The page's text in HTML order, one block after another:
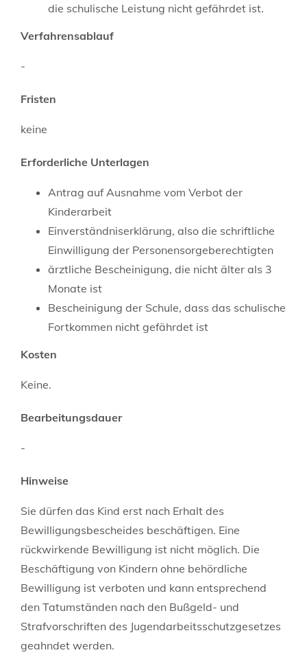
die schulische Leistung nicht gefährdet ist.
Verfahrensablauf
-
Fristen
keine
Erforderliche Unterlagen
Antrag auf Ausnahme vom Verbot der
Kinderarbeit
Einverständniserklärung, also die schriftliche
Einwilligung der Personensorgeberechtigten
ärztliche Bescheinigung, die nicht älter als 3
Monate ist
Bescheinigung der Schule, dass das schulische
Fortkommen nicht gefährdet ist
Kosten
Keine.
Bearbeitungsdauer
-
Hinweise
Sie dürfen das Kind erst nach Erhalt des
Bewilligungsbescheides beschäftigen. Eine
rückwirkende Bewilligung ist nicht möglich. Die
Beschäftigung von Kindern ohne behördliche
Bewilligung ist verboten und kann entsprechend
den Tatumständen nach den Bußgeld- und
Strafvorschriften des Jugendarbeitsschutzgesetzes
geahndet werden.